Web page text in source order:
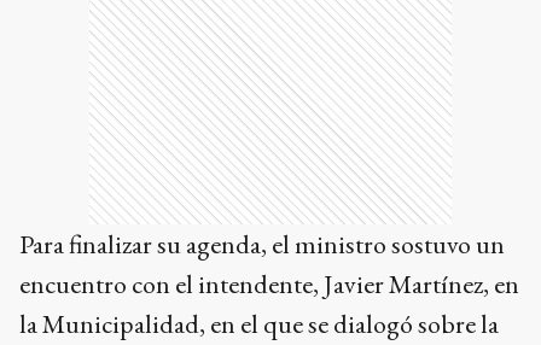
Para finalizar su agenda, el ministro sostuvo un
encuentro con el intendente, Javier Martínez, en
la Municipalidad, en el que se dialogó sobre la